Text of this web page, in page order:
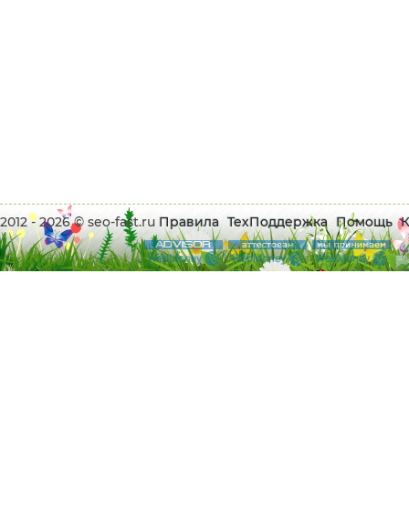
2012 - 2026 © seo-fast.ru Правила ТехПоддержка Помощь